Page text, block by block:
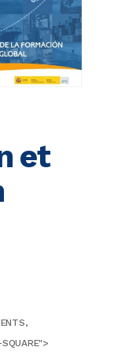
et
,